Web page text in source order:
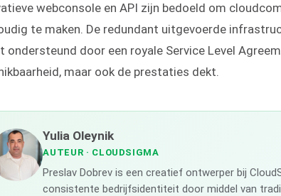
webconsole en API zijn bedoeld om
te maken. De redundant uitgevoerde
ondersteund door een royale Service Level
maar ook de prestaties dekt.
Yulia Oleynik
AUTEUR · CLOUDSIGMA
Preslav Dobrev is een creatief ontwerper bij
consistente bedrijfsidentiteit door middel van